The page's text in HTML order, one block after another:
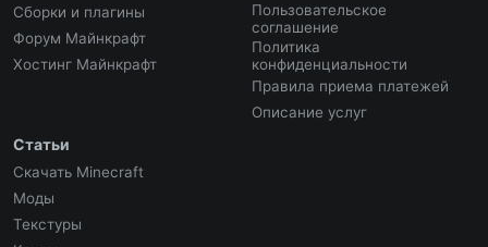
Сборки и плагины
Форум Майнкрафт
Хостинг Майнкрафт
Пользовательское
соглашение
Политика
конфиденциальности
Правила приема платежей
Описание услуг
Статьи
Скачать Minecraft
Моды
Текстуры